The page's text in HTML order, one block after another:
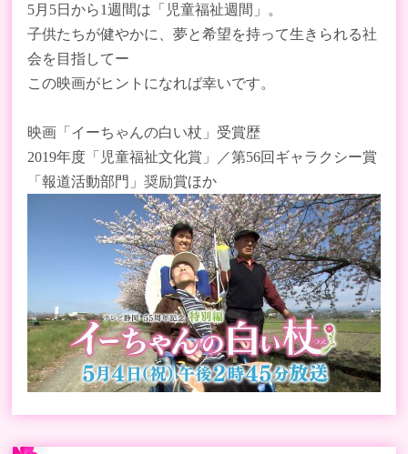
5月 5日から1週間は「児童福祉週間」。
子供たちが健やかに、夢と希望を持って生きられる社
会を目指してー
この映画がヒントになれば幸いです。
映画「イーちゃんの白い杖」受賞歴
2019年度「児童福祉文化賞」／第56回ギャラクシー賞
「報道活動部門」奨励賞ほか